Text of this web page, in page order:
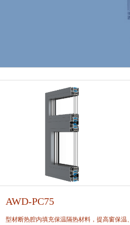
AWD-PC75
型材断热腔内填充保温隔热材料，提高窗保温、